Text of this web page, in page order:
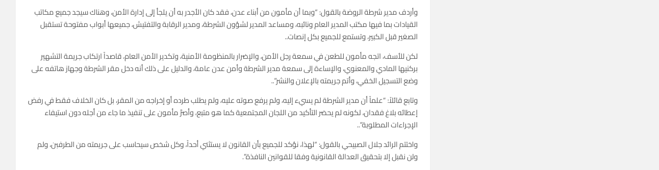
وأردف مدير شرطة الروضة بالقول: “وبما أن مأمون من أبناء عدن، فقد كان الأجدر به أن يلجأ إلى إدارة الأمن، وهناك سيجد جميع مكاتب
القيادات بما فيها مكتب المدير العام ونائبه، ومساعد المدير لشؤون الشرطة، ومدير الرقابة والتفتيش، جميعها أبواب مفتوحة تستقبل
الصغير قبل الكبير، وتستمع للجميع بكل إنصات..
لكن للأسف، اتجه مأمون للطعن في سمعة رجل الأمن، والإضرار بالمنظومة الأمنية، وتكدير الأمن العام، قاصداً ارتكاب جريمة التشهير
بركنيها المادي والمعنوي، والإساءة إلى سمعة مدير الشرطة وأمن عدن عامة، والدليل على ذلك أنه دخل مقر الشرطة وجهاز هاتفه على
وضع التسجيل الخفي، وأتم جريمته بالإعلان والنشر”..
وتابع قائلاً: “علماً أن مدير الشرطة لم يسيء إليه، ولم يرفع صوته عليه، ولم يطلب طرده أو إخراجه من المقر، بل كان الخلاف فقط في رفض
إعطائه بلاغ فقدان، لكونه لم يحضر التأكيد من اللجان المجتمعية كما هو متبع، وأصرَّ مأمون على تنفيذ ما جاء من أجله دون استيفاء
الإجراءات المطلوبة”..
واختتم الرائد جلال الصبيحي بالقول: “لهذا، نؤكد للجميع بأن القانون لا يستثني أحداً، وكل شخص سيحاسب على جريمته من الطرفبن، ولم
ولن نقبل إلا بتحقيق العدالة القانونية وفقا للقوانين النافذة”.